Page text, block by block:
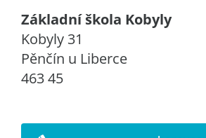
Základní škola Kobyly
Kobyly 31
Pěnčín u Liberce
463 45